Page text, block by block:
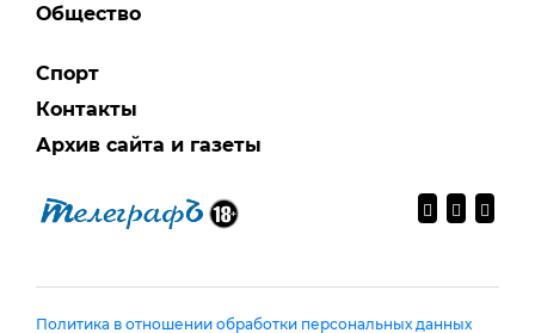
Общество
Спорт
Контакты
Архив сайта и газеты
Политика в отношении обработки персональных данных